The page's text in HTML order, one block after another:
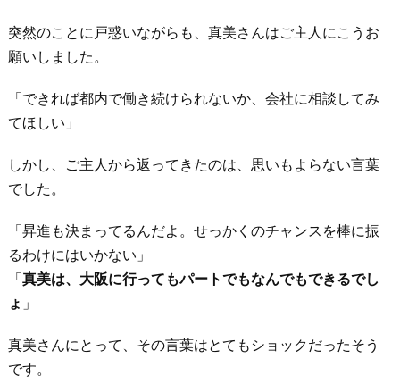
突然のことに戸惑いながらも、真美さんはご主人にこうお
願いしました。
「できれば都内で働き続けられないか、会社に相談してみ
てほしい」
しかし、ご主人から返ってきたのは、思いもよらない言葉
でした。
「昇進も決まってるんだよ。せっかくのチャンスを棒に振
るわけにはいかない」
「 真美は、大阪に行ってもパートでもなんでもできるでし
ょ 」
真美さんにとって、その言葉はとてもショックだったそう
です。